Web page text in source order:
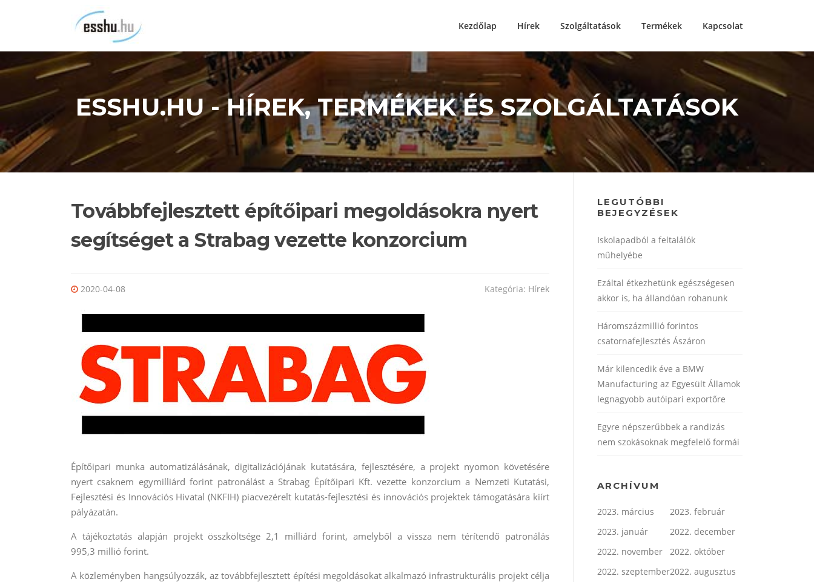
Kezdőlap Hírek Szolgáltatások Termékek Kapcsolat
ESSHU.HU - HÍREK, TERMÉKEK ÉS SZOLGÁLTATÁSOK
Továbbfejlesztett építőipari megoldásokra nyert
segítséget a Strabag vezette konzorcium
2020-04-08 Kategória: Hírek
Építőipari munka automatizálásának, digitalizációjának kutatására, fejlesztésére, a projekt nyomon követésére
nyert csaknem egymilliárd forint patronálást a Strabag Építőipari Kft. vezette konzorcium a Nemzeti Kutatási,
Fejlesztési és Innovációs Hivatal (NKFIH) piacvezérelt kutatás-fejlesztési és innovációs projektek támogatására kiírt
pályázatán.
A tájékoztatás alapján projekt összköltsége 2,1 milliárd forint, amelyből a vissza nem térítendő patronálás
995,3 millió forint.
A közleményben hangsúlyozzák, az továbbfejlesztett építési megoldásokat alkalmazó infrastrukturális projekt célja
LEGUTÓBBI
BEJEGYZÉSEK
Iskolapadból a feltalálók
műhelyébe
Ezáltal étkezhetünk egészségesen
akkor is, ha állandóan rohanunk
Háromszázmillió forintos
csatornafejlesztés Ászáron
Már kilencedik éve a BMW
Manufacturing az Egyesült Államok
legnagyobb autóipari exportőre
Egyre népszerűbbek a randizás
nem szokásoknak megfelelő formái
ARCHÍVUM
2023. március
2023. február
2023. január
2022. december
2022. november
2022. október
2022. szeptember2022. augusztus